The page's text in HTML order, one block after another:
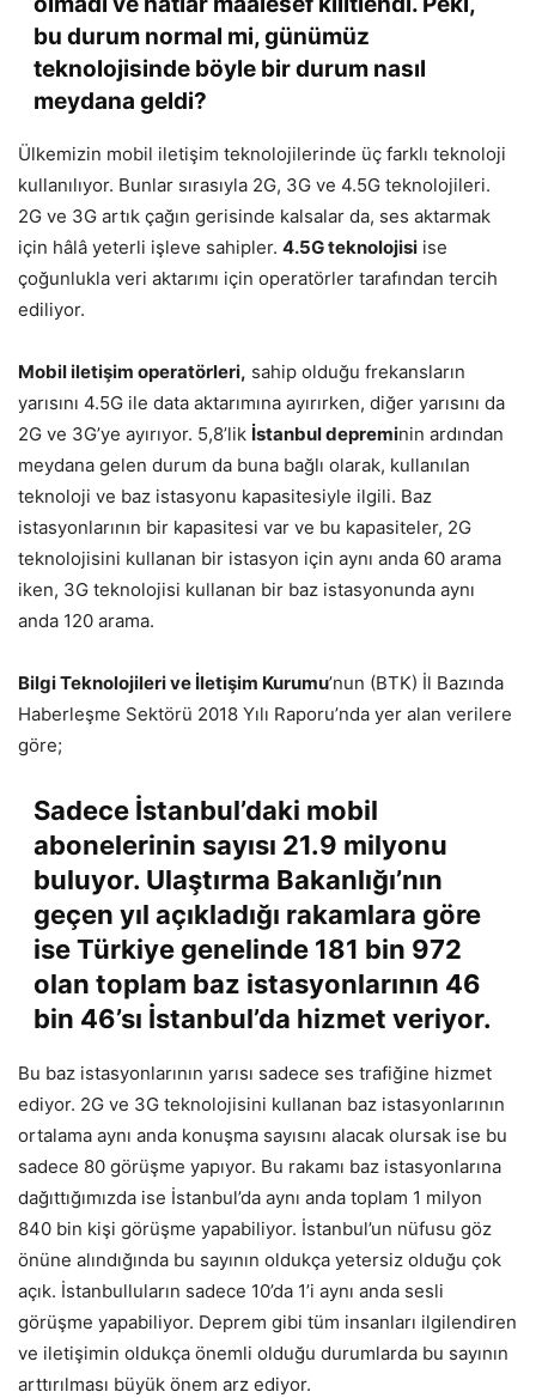
bu durum normal mi, günümüz
teknolojisinde böyle bir durum nasıl
meydana geldi?
Ülkemizin mobil iletişim teknolojilerinde üç farklı teknoloji
kullanılıyor. Bunlar sırasıyla 2G, 3G ve 4.5G teknolojileri.
2G ve 3G artık çağın gerisinde kalsalar da, ses aktarmak
için hâlâ yeterli işleve sahipler. 4.5G teknolojisi ise
çoğunlukla veri aktarımı için operatörler tarafından tercih
ediliyor.
Mobil iletişim operatörleri, sahip olduğu frekansların
yarısını 4.5G ile data aktarımına ayırırken, diğer yarısını da
2G ve 3G’ye ayırıyor. 5,8’lik İstanbul depreminin ardından
meydana gelen durum da buna bağlı olarak, kullanılan
teknoloji ve baz istasyonu kapasitesiyle ilgili. Baz
istasyonlarının bir kapasitesi var ve bu kapasiteler, 2G
teknolojisini kullanan bir istasyon için aynı anda 60 arama
iken, 3G teknolojisi kullanan bir baz istasyonunda aynı
anda 120 arama.
Bilgi Teknolojileri ve İletişim Kurumu’nun (BTK) İl Bazında
Haberleşme Sektörü 2018 Yılı Raporu’nda yer alan verilere
göre;
Sadece İstanbul’daki mobil
abonelerinin sayısı 21.9 milyonu
buluyor. Ulaştırma Bakanlığı’nın
geçen yıl açıkladığı rakamlara göre
ise Türkiye genelinde 181 bin 972
olan toplam baz istasyonlarının 46
bin 46’sı İstanbul’da hizmet veriyor.
Bu baz istasyonlarının yarısı sadece ses trafiğine hizmet
ediyor. 2G ve 3G teknolojisini kullanan baz istasyonlarının
ortalama aynı anda konuşma sayısını alacak olursak ise bu
sadece 80 görüşme yapıyor. Bu rakamı baz istasyonlarına
dağıttığımızda ise İstanbul’da aynı anda toplam 1 milyon
840 bin kişi görüşme yapabiliyor. İstanbul’un nüfusu göz
önüne alındığında bu sayının oldukça yetersiz olduğu çok
açık. İstanbulluların sadece 10’da 1’i aynı anda sesli
görüşme yapabiliyor. Deprem gibi tüm insanları ilgilendiren
ve iletişimin oldukça önemli olduğu durumlarda bu sayının
arttırılması büyük önem arz ediyor.